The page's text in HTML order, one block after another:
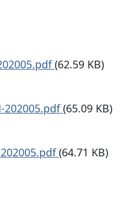
(62.59 KB)
202005.pdf(65.09 KB)
202005.pdf(64.71 KB)